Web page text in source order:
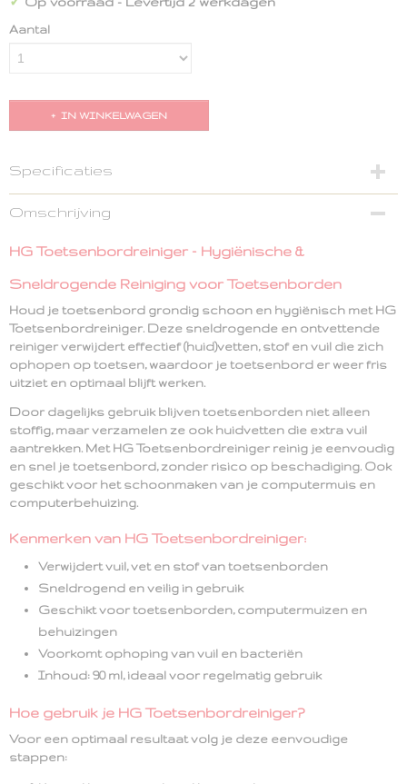
Aantal
IN WINKELWAGEN
Specificaties
EAN code
Omschrijving
HG Toetsenbordreiniger – Hygiënische &
Sneldrogende Reiniging voor Toetsenborden
Houd je toetsenbord grondig schoon en hygiënisch met HG
Toetsenbordreiniger. Deze sneldrogende en ontvettende
reiniger verwijdert effectief(huid)vetten, stof en vuil die zich
ophopen op toetsen, waardoor je toetsenbord er weer fris
uitziet en optimaal blijft werken.
Door dagelijks gebruik blijven toetsenborden niet alleen
stoffig, maar verzamelen ze ook huidvetten die extra vuil
aantrekken. Met HG Toetsenbordreiniger reinig je eenvoudig
en snel je toetsenbord, zonder risico op beschadiging. Ook
geschikt voor het schoonmaken van je computermuis en
computerbehuizing.
Kenmerken van HG Toetsenbordreiniger:
Verwijdert vuil, vet en stofvan toetsenborden
Sneldrogend en veilig in gebruik
Geschikt voor toetsenborden, computermuizen en
behuizingen
Voorkomt ophoping van vuil en bacteriën
Inhoud: 90 ml, ideaal voor regelmatig gebruik
Hoe gebruik je HG Toetsenbordreiniger?
Voor een optimaal resultaat volg je deze eenvoudige
stappen: